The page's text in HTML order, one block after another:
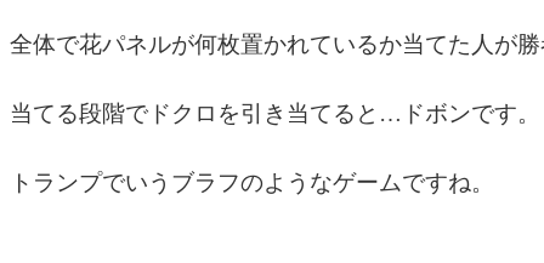
全体で花パネルが何枚置かれているか当てた人が
当てる段階でドクロを引き当てると…ドボンです。
トランプでいうブラフのようなゲームですね。